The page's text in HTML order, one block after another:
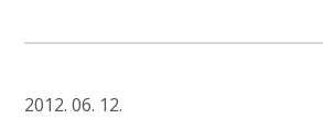
2012. 06. 12.